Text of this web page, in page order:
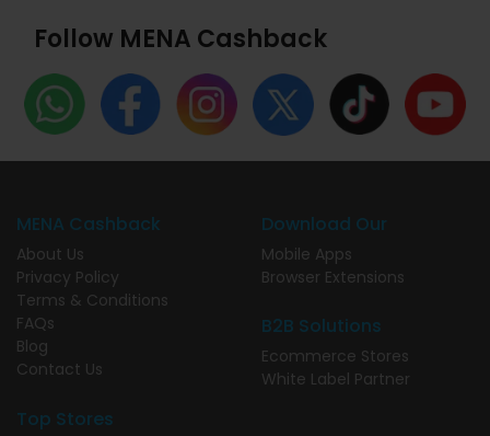
Follow MENA Cashback
MENA Cashback
About Us
Privacy Policy
Terms & Conditions
FAQs
Blog
Contact Us
Download Our
Mobile Apps
Browser Extensions
B2B Solutions
Ecommerce Stores
White Label Partner
Top Stores